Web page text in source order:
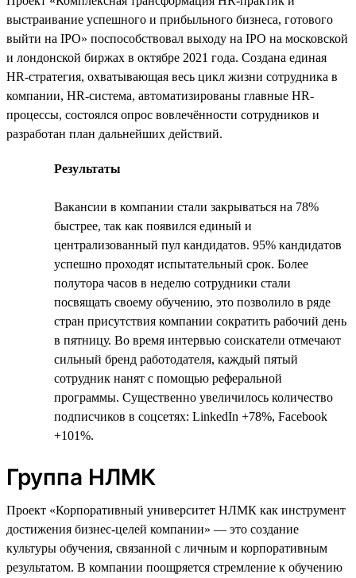
выстраивание успешного и прибыльного бизнеса, готового
выйти на IPO» поспособствовал выходу на IPO на московской
и лондонской биржах в октябре 2021 года. Создана единая
HR-стратегия, охватывающая весь цикл жизни сотрудника в
компании, HR-система, автоматизированы главные HR-
процессы, состоялся опрос вовлечённости сотрудников и
разработан план дальнейших действий.
Результаты
Вакансии в компании стали закрываться на 78%
быстрее, так как появился единый и
централизованный пул кандидатов. 95% кандидатов
успешно проходят испытательный срок. Более
полутора часов в неделю сотрудники стали
посвящать своему обучению, это позволило в ряде
стран присутствия компании сократить рабочий день
в пятницу. Во время интервью соискатели отмечают
сильный бренд работодателя, каждый пятый
сотрудник нанят с помощью реферальной
программы. Существенно увеличилось количество
подписчиков в соцсетях: LinkedIn +78%, Facebook
+101%.
Группа НЛМК
Проект «Корпоративный университет НЛМК как инструмент
достижения бизнес-целей компании» — это создание
культуры обучения, связанной с личным и корпоративным
результатом. В компании поощряется стремление к обучению